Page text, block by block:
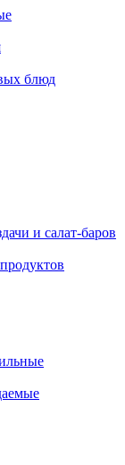
блюд
и салат-баров